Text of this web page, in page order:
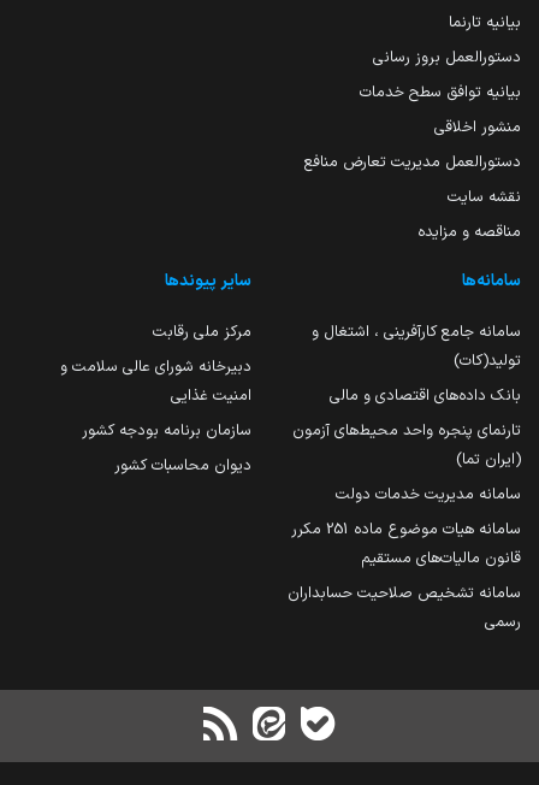
بیانیه تارنما
دستورالعمل بروز رسانی
بیانیه توافق سطح خدمات
منشور اخلاقی
دستورالعمل مدیریت تعارض منافع
نقشه سایت
مناقصه و مزایده
سامانه‌ها
سامانه جامع کارآفرینی ، اشتغال و
تولید(کات)
بانک داده‌های اقتصادی و مالی
تارنمای پنجره واحد محیط‌های آزمون
(ایران تما)
سامانه مدیریت خدمات دولت
سامانه هیات موضوع ماده 251 مکرر
قانون مالیات‌های مستقیم
سامانه تشخیص صلاحیت حسابداران
رسمی
سایر پیوندها
مرکز ملی رقابت
دبیرخانه شورای عالی سلامت و
امنیت غذایی
سازمان برنامه بودجه کشور
دیوان محاسبات کشور